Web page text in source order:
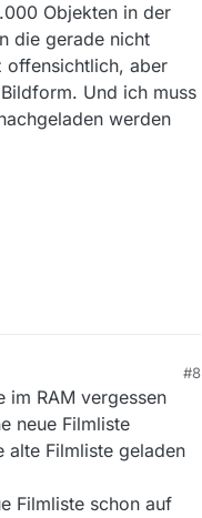
Objekten in der
die gerade nicht
offensichtlich, aber
Und ich muss
werden
#8
im RAM vergessen
neue Filmliste
Filmliste geladen
Filmliste schon auf